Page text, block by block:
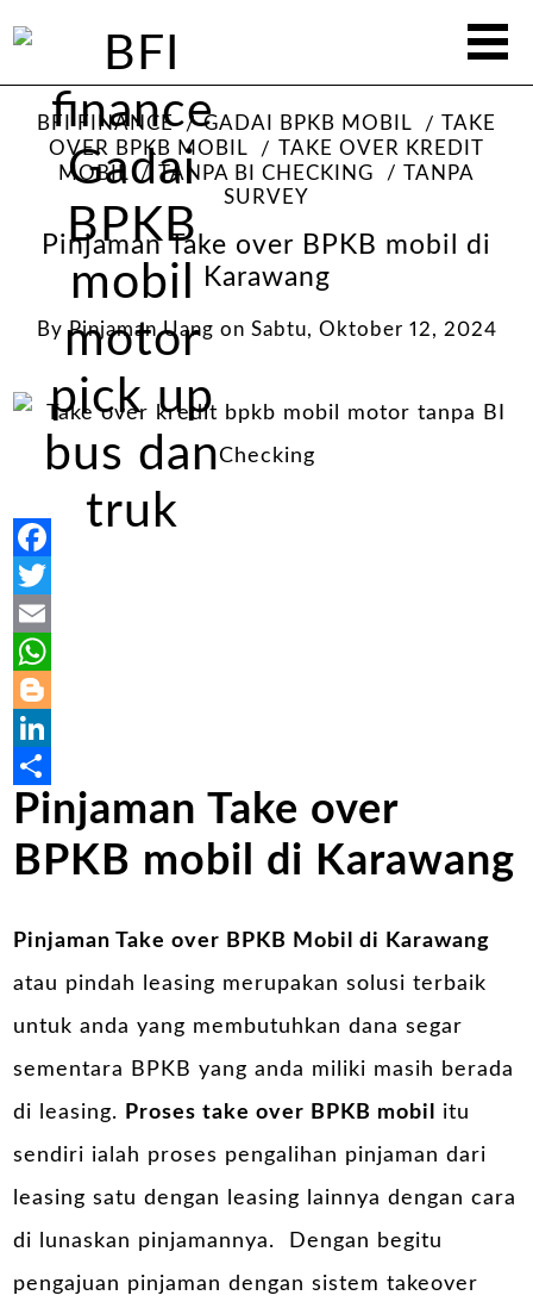
BFI FINANCE GADAI BPKB MOBIL
TAKE
OVER BPKB MOBIL
TAKE OVER KREDIT
MOBIL
TANPA BI CHECKING
TANPA
SURVEY
Pinjaman Take over BPKB mobil di
Karawang
ByPinjaman Uang on Sabtu, Oktober 12, 2024
Facebook
Twitter
Email
WhatsApp
Blogger
LinkedIn
Share
Pinjaman Take over
BPKB mobil di Karawang
Pinjaman Take over BPKB Mobil di Karawang
atau pindah leasing merupakan solusi terbaik
untuk anda yang membutuhkan dana segar
sementara BPKB yang anda miliki masih berada
di leasing. Proses take over BPKB mobil
itu
sendiri ialah proses pengalihan pinjaman dari
leasing satu dengan leasing lainnya dengan cara
di lunaskan pinjamannya. Dengan begitu
pengajuan pinjaman dengan sistem takeover